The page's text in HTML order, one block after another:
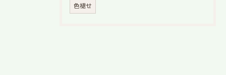
色褪せ